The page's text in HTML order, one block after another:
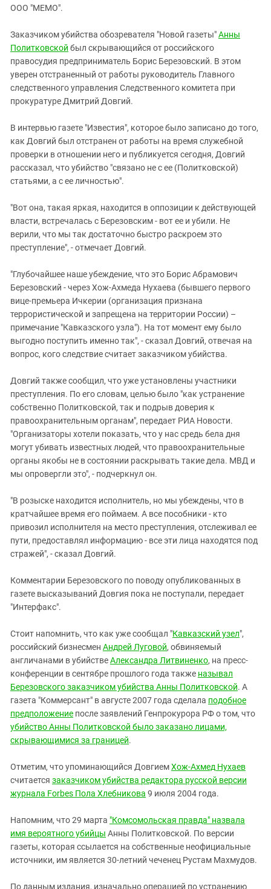
ИНАКОМЫСЛИЕ В ЧЕЧНЕ
ПРЕСЛЕДОВАНИЕ АКТИВИСТОВ
МОБИЛИЗАЦИЯ И ПРОТЕСТЫ
Дагестан
Кабардино-Балкария
Калмыкия
Карачаево-Черкесия
Краснодарский край
Российская Федерация
Ростовская область
Северная Осетия - Алания
Чечня
Южная Осетия
Южный Кавказ
ЮФО
ООО "МЕМО".
Заказчиком убийства обозревателя "Новой газеты"Анны
Политковской был скрывающийся от российского
правосудия предприниматель Борис Березовский. В этом
уверен отстраненный от работы руководитель Главного
следственного управления Следственного комитета при
прокуратуре Дмитрий Довгий.
В интервью газете "Известия", которое было записано до того,
как Довгий был отстранен от работы на время служебной
проверки в отношении него и публикуется сегодня, Довгий
рассказал, что убийство "связано не с ее (Политковской)
статьями, а с ее личностью".
"Вот она, такая яркая, находится в оппозиции к действующей
власти, встречалась с Березовским - вот ее и убили. Не
верили, что мы так достаточно быстро раскроем это
преступление", - отмечает Довгий.
"Глубочайшее наше убеждение, что это Борис Абрамович
Березовский - через Хож-Ахмеда Нухаева (бывшего первого
вице-премьера Ичкерии (организация признана
террористической и запрещена на территории России) –
примечание "Кавказского узла"). На тот момент ему было
выгодно поступить именно так", - сказал Довгий, отвечая на
вопрос, кого следствие считает заказчиком убийства.
Довгий также сообщил, что уже установлены участники
преступления. По его словам, целью было "как устранение
собственно Политковской, так и подрыв доверия к
правоохранительным органам", передает РИА Новости.
"Организаторы хотели показать, что у нас средь бела дня
могут убивать известных людей, что правоохранительные
органы якобы не в состоянии раскрывать такие дела. МВД и
мы опровергли это", - подчеркнул он.
"В розыске находится исполнитель, но мы убеждены, что в
кратчайшее время его поймаем. А все пособники - кто
привозил исполнителя на место преступления, отслеживал ее
пути, предоставлял информацию - все эти лица находятся под
стражей", - сказал Довгий.
Комментарии Березовского по поводу опубликованных в
газете высказываний Довгия пока не поступали, передает
"Интерфакс".
Стоит напомнить, что как уже сообщал "Кавказский узел",
российский бизнесмен Андрей Луговой, обвиняемый
англичанами в убийствеАлександра Литвиненко, на пресс-
конференции в сентябре прошлого года также называл
Березовского заказчиком убийства Анны Политковской. А
газета "Коммерсант" в августе 2007 года сделала подобное
предположение после заявлений Генпрокурора РФ о том, что
убийство Анны Политковской было заказано лицами,
скрывающимися за границей.
Отметим, что упоминающийся ДовгиемХож-Ахмед Нухаев
считается заказчиком убийства редактора русской версии
журнала Forbes Пола Хлебникова 9 июля 2004 года.
Напомним, что 29 марта "Комсомольская правда" назвала
имя вероятного убийцы Анны Политковской. По версии
газеты, которая ссылается на собственные неофициальные
источники, им является 30-летний чеченец Рустам Махмудов.
По данным издания, изначально операцией по устранению